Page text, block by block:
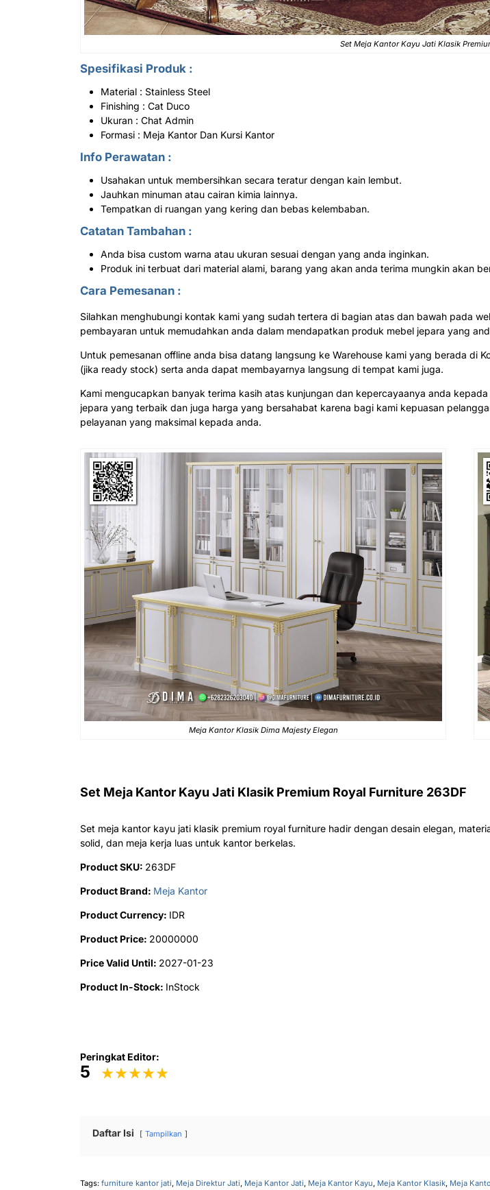
Set Meja Kantor Kayu Jati Klasik
Spesifikasi Produk :
Material : Stainless Steel
Finishing : Cat Duco
Ukuran : Chat Admin
Formasi : Meja Kantor Dan Kursi Kantor
Info Perawatan :
Usahakan untuk membersihkan secara teratur dengan kain lembut.
Jauhkan minuman atau cairan kimia lainnya.
Tempatkan di ruangan yang kering dan bebas kelembaban.
Catatan Tambahan :
Anda bisa custom warna atau ukuran sesuai dengan yang anda inginkan.
Produk ini terbuat dari material alami, barang yang akan anda terima mungkin akan
Cara Pemesanan :
Silahkan menghubungi kontak kami yang sudah tertera di bagian atas dan bawah pada
pembayaran untuk memudahkan anda dalam mendapatkan produk mebel jepara yang
Untuk pemesanan offline anda bisa datang langsung ke Warehouse kami yang berada di
(jika ready stock) serta anda dapat membayarnya langsung di tempat kami juga.
Kami mengucapkan banyak terima kasih atas kunjungan dan kepercayaanya anda
jepara yang terbaik dan juga harga yang bersahabat karena bagi kami kepuasan
pelayanan yang maksimal kepada anda.
Meja Kantor Klasik Dima Majesty Elegan
Set Meja Kantor Kayu Jati Klasik Premium Royal Furniture 263DF
Set meja kantor kayu jati klasik premium royal furniture hadir dengan desain elegan,
solid, dan meja kerja luas untuk kantor berkelas.
Product SKU: 263DF
Product Brand: Meja Kantor
Product Currency: IDR
Product Price: 20000000
Price Valid Until: 2027-01-23
Product In-Stock: InStock
Peringkat Editor:
5
Daftar Isi Tampilkan
Tags: furniture kantor jati, Meja Direktur Jati, Meja Kantor Jati, Meja Kantor Kayu, Meja Kantor Klasik, Meja